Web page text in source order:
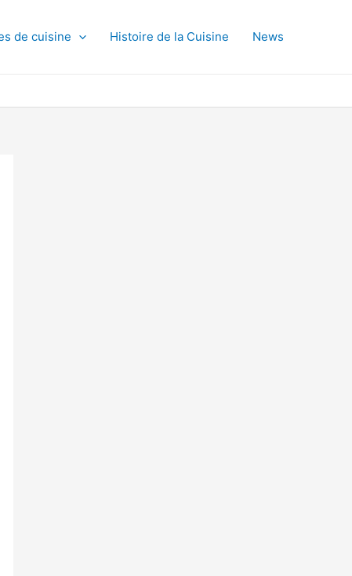
de cuisine Histoire de la Cuisine News